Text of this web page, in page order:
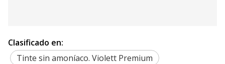
Clasificado en:
Tinte sin amoníaco. Violett Premium